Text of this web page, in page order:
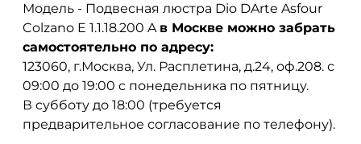
Модель - Подвесная люстра Dio DArte Asfour
Colzano E 1.1.18.200 A в Москве можно забрать
самостоятельно по адресу:
123060, г.Москва, Ул. Расплетина, д.24, оф.208. с
09:00 до 19:00 с понедельника по пятницу.
В субботу до 18:00 (требуется
предварительное согласование по телефону).